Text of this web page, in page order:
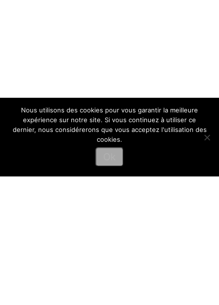
Nous utilisons des cookies pour vous garantir la meilleure
expérience sur notre site. Si vous continuez à utiliser ce
dernier, nous considérerons que vous acceptez l'utilisation des
cookies.